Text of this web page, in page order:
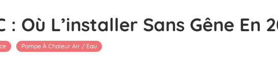
Où L’installer Sans Gêne En
Pompe À Chaleur Air / Eau